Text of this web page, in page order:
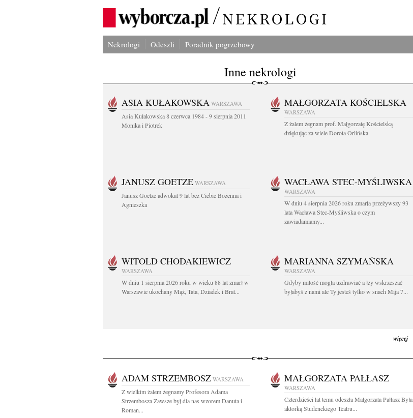
Nekrologi Odeszli Poradnik pogrzebowy
Inne nekrologi
ASIA KUŁAKOWSKA WARSZAWA
Asia Kułakowska 8 czerwca 1984 - 9 sierpnia 2011
Monika i Piotrek
MAŁGORZATA KOŚCIELSKA
WARSZAWA
Z żalem żegnam prof. Małgorzatę Kościelską
dziękując za wiele Dorota Orlińska
JANUSZ GOETZE WARSZAWA
Janusz Goetze adwokat 9 lat bez Ciebie Bożenna i
Agnieszka
WACŁAWA STEC-MYŚLIWSKA
WARSZAWA
W dniu 4 sierpnia 2026 roku zmarła przeżywszy 93
lata Wacława Stec-Myśliwska o czym
zawiadamiamy...
WITOLD CHODAKIEWICZ
WARSZAWA
W dniu 1 sierpnia 2026 roku w wieku 88 lat zmarł w
Warszawie ukochany Mąż, Tata, Dziadek i Brat...
MARIANNA SZYMAŃSKA
WARSZAWA
Gdyby miłość mogła uzdrawiać a łzy wskrzeszać
byłabyś z nami ale Ty jesteś tylko w snach Mija 7...
więcej
ADAM STRZEMBOSZ WARSZAWA
Z wielkim żalem żegnamy Profesora Adama
Strzembosza Zawsze był dla nas wzorem Danuta i
Roman...
MAŁGORZATA PAŁŁASZ
WARSZAWA
Czterdzieści lat temu odeszła Małgorzata Pałłasz Była
aktorką Studenckiego Teatru...